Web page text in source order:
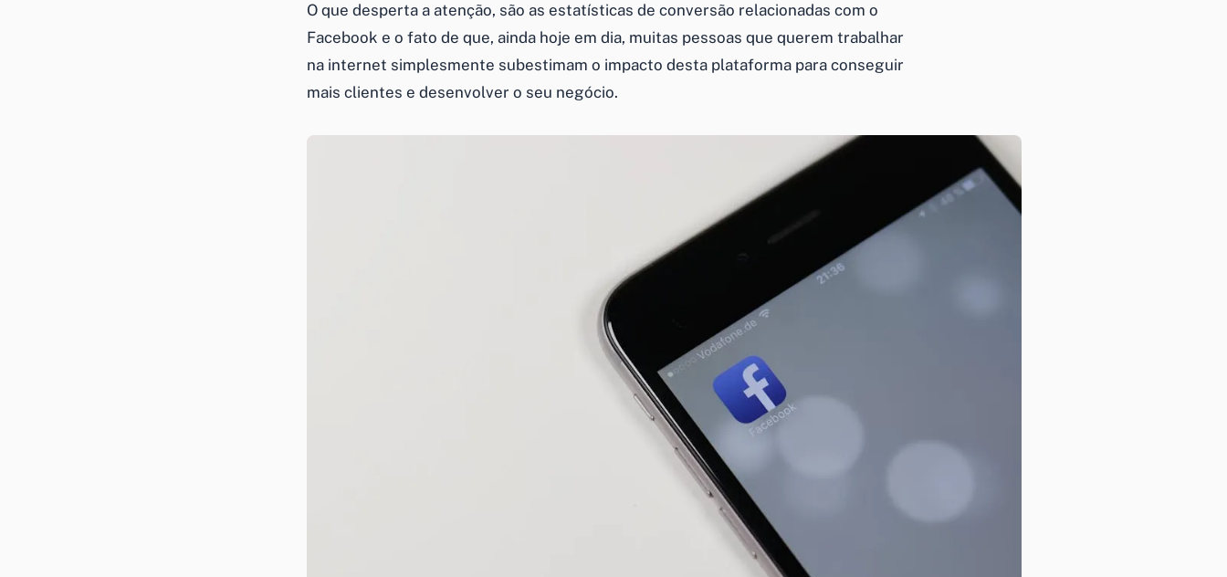
O que desperta a atenção, são as estatísticas de conversão relacionadas com o
Facebook e o fato de que, ainda hoje em dia, muitas pessoas que querem trabalhar
na internet simplesmente subestimam o impacto desta plataforma para conseguir
mais clientes e desenvolver o seu negócio.